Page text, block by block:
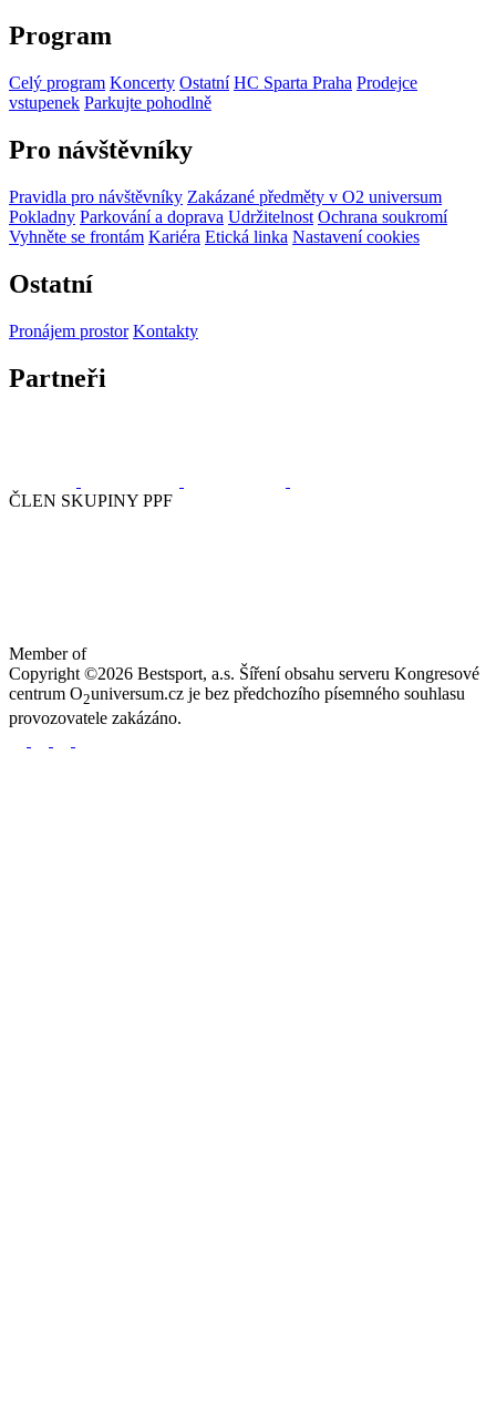
Program
Celý program Koncerty Ostatní HC Sparta Praha Prodejce
vstupenek Parkujte pohodlně
Pro návštěvníky
Pravidla pro návštěvníky Zakázané předměty v O2 universum
Pokladny Parkování a doprava Udržitelnost Ochrana soukromí
Vyhněte se frontám Kariéra Etická linka Nastavení cookies
Ostatní
Pronájem prostor Kontakty
Partneři
ČLEN SKUPINY PPF
Member of
Copyright ©2026 Bestsport, a.s. Šíření obsahu serveru Kongresové
centrum O2universum.cz je bez předchozího písemného souhlasu
provozovatele zakázáno.